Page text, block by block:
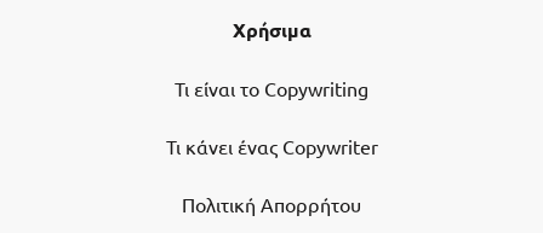
Χρήσιμα
Τι είναι το Copywriting
Τι κάνει ένας Copywriter
Πολιτική Απορρήτου